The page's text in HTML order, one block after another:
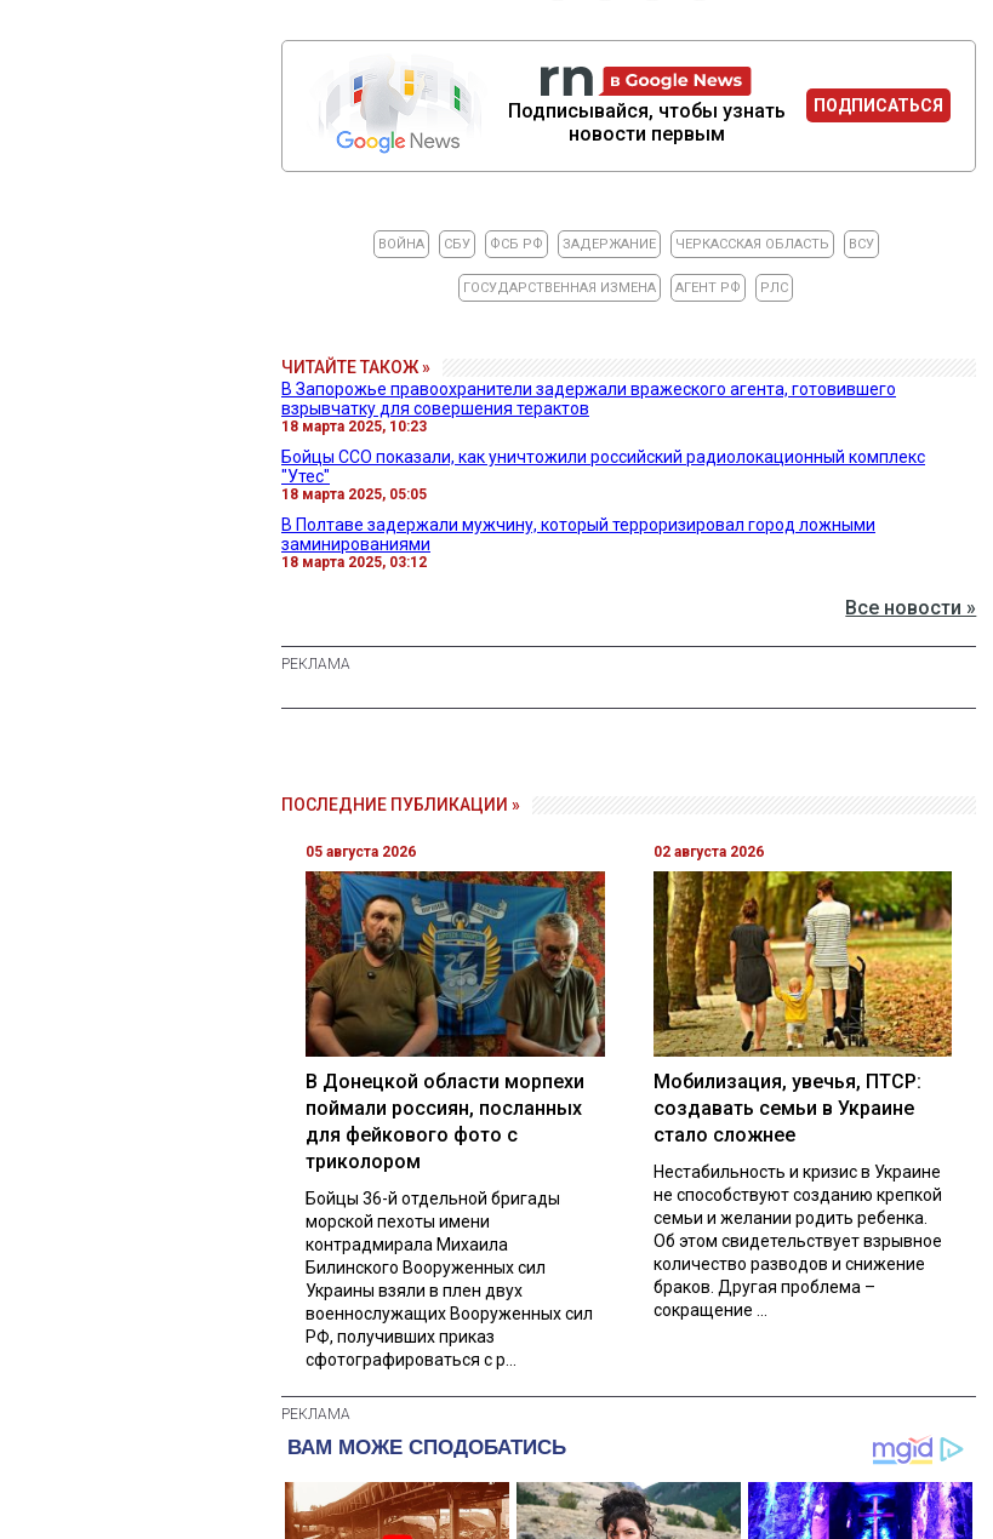
Подписывайся, чтобы узнать
новости первым
ПОДПИСАТЬСЯ
ВОЙНА СБУ ФСБ РФ ЗАДЕРЖАНИЕ ЧЕРКАССКАЯ ОБЛАСТЬ ВСУ
ГОСУДАРСТВЕННАЯ ИЗМЕНА АГЕНТ РФ РЛС
ЧИТАЙТЕ ТАКОЖ »
В Запорожье правоохранители задержали вражеского агента, готовившего
взрывчатку для совершения терактов
18 марта 2025, 10:23
Бойцы ССО показали, как уничтожили российский радиолокационный комплекс
"Утес"
18 марта 2025, 05:05
В Полтаве задержали мужчину, который терроризировал город ложными
заминированиями
18 марта 2025, 03:12
Все новости »
ПОСЛЕДНИЕ ПУБЛИКАЦИИ »
05 августа 2026
В Донецкой области морпехи
поймали россиян, посланных
для фейкового фото с
триколором
Бойцы 36-й отдельной бригады
морской пехоты имени
контрадмирала Михаила
Билинского Вооруженных сил
Украины взяли в плен двух
военнослужащих Вооруженных сил
РФ, получивших приказ
сфотографироваться с р...
02 августа 2026
Мобилизация, увечья, ПТСР:
создавать семьи в Украине
стало сложнее
Нестабильность и кризис в Украине
не способствуют созданию крепкой
семьи и желании родить ребенка.
Об этом свидетельствует взрывное
количество разводов и снижение
браков. Другая проблема –
сокращение ...